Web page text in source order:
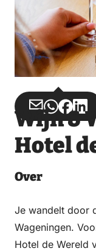
Teilen
über
Email
Teilen
über
WhatsApp
Teilen
auf
Teilen
auf
Wijn &
Hotel
Over
Je wandelt door
Wageningen.
Hotel de Wereld